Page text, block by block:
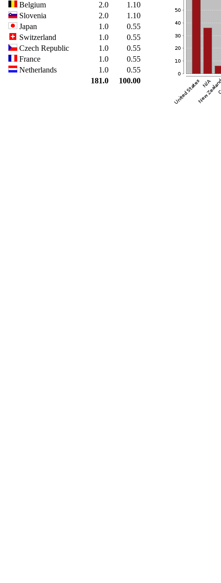
Belgium
2.0
1.10
Slovenia
2.0
1.10
Japan
1.0
0.55
Switzerland
1.0
0.55
Czech Republic
1.0
0.55
France
1.0
0.55
Netherlands
1.0
0.55
181.0
100.00